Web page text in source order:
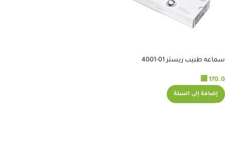
سماعه طبيب ريستر 01-4001
⃁ 170.0
إضافة إلى السلة